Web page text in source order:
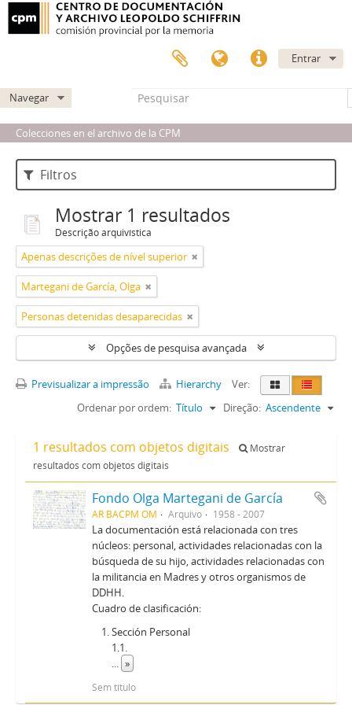
Entrar
Navegar
Colecciones en el archivo de la CPM
Filtros
Mostrar 1 resultados
Descrição arquivística
Apenas descrições de nível superior
Martegani de García, Olga
Personas detenidas desaparecidas
Opções de pesquisa avançada
Previsualizar a impressão Hierarchy
Ver:
Ordenar por ordem: Título Direção: Ascendente
1 resultados com objetos digitais
Mostrar
resultados com objetos digitais
Fondo Olga Martegani de García
AR BACPM OM Arquivo 1958 - 2007
La documentación está relacionada con tres
núcleos: personal, actividades relacionadas con la
búsqueda de su hijo, actividades relacionadas con
la militancia en Madres y otros organismos de
DDHH.
Cuadro de clasificación:
Sección Personal
1.1.
... »
Sem título